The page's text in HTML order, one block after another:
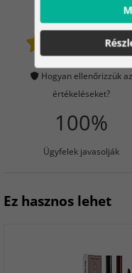
5
59 Értékelés
Hogyan ellenőrizzük az
értékeléseket?
100%
Ügyfelek javasolják
Ez hasznos lehet